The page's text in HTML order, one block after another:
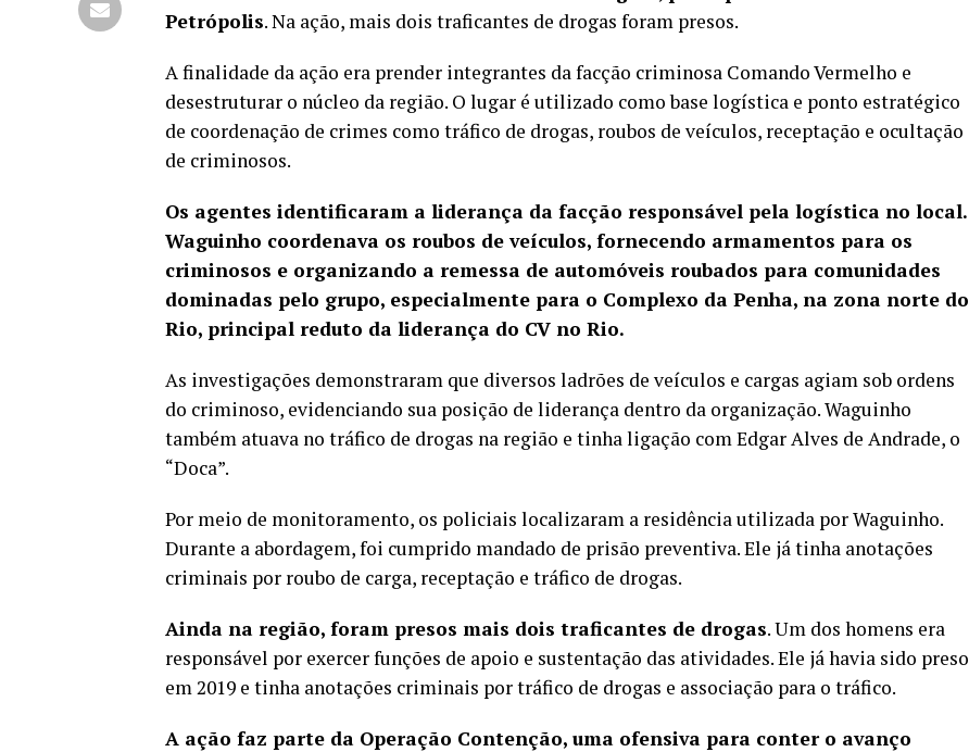
Petrópolis. Na ação, mais dois traficantes de drogas foram presos.
A finalidade da ação era prender integrantes da facção criminosa Comando Vermelho e
desestruturar o núcleo da região. O lugar é utilizado como base logística e ponto estratégico
de coordenação de crimes como tráfico de drogas, roubos de veículos, receptação e ocultação
de criminosos.
Os agentes identificaram a liderança da facção responsável pela logística no local.
Waguinho coordenava os roubos de veículos, fornecendo armamentos para os
criminosos e organizando a remessa de automóveis roubados para comunidades
dominadas pelo grupo, especialmente para o Complexo da Penha, na zona norte do
Rio, principal reduto da liderança do CV no Rio.
As investigações demonstraram que diversos ladrões de veículos e cargas agiam sob ordens
do criminoso, evidenciando sua posição de liderança dentro da organização. Waguinho
também atuava no tráfico de drogas na região e tinha ligação com Edgar Alves de Andrade, o
“Doca”.
Por meio de monitoramento, os policiais localizaram a residência utilizada por Waguinho.
Durante a abordagem, foi cumprido mandado de prisão preventiva. Ele já tinha anotações
criminais por roubo de carga, receptação e tráfico de drogas.
Ainda na região, foram presos mais dois traficantes de drogas. Um dos homens era
responsável por exercer funções de apoio e sustentação das atividades. Ele já havia sido preso
em 2019 e tinha anotações criminais por tráfico de drogas e associação para o tráfico.
A ação faz parte da Operação Contenção, uma ofensiva para conter o avanço